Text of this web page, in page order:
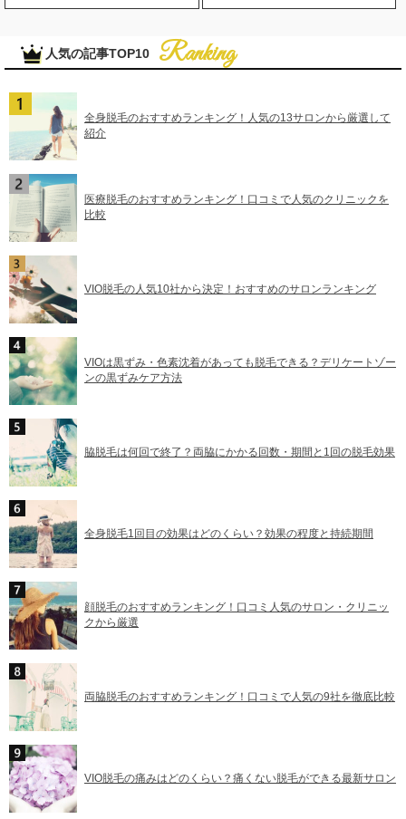
人気の記事TOP10
全身脱毛のおすすめランキング！人気の13サロンから厳選して
紹介
医療脱毛のおすすめランキング！口コミで人気のクリニックを
比較
VIO脱毛の人気10社から決定！おすすめのサロンランキング
VIOは黒ずみ・色素沈着があっても脱毛できる？デリケートゾー
ンの黒ずみケア方法
脇脱毛は何回で終了？両脇にかかる回数・期間と1回の脱毛効果
全身脱毛1回目の効果はどのくらい？効果の程度と持続期間
顔脱毛のおすすめランキング！口コミ人気のサロン・クリニッ
クから厳選
両脇脱毛のおすすめランキング！口コミで人気の9社を徹底比較
VIO脱毛の痛みはどのくらい？痛くない脱毛ができる最新サロン